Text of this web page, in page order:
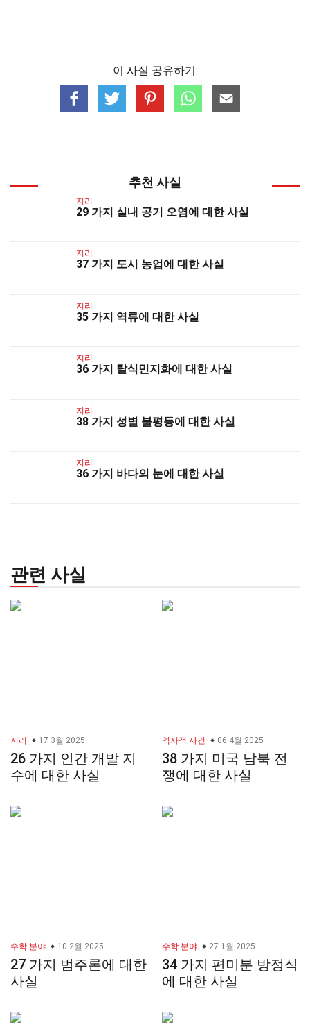
이 사실 공유하기:
추천 사실
지리
29 가지 실내 공기 오염에 대한 사실
지리
37 가지 도시 농업에 대한 사실
지리
35 가지 역류에 대한 사실
지리
36 가지 탈식민지화에 대한 사실
지리
38 가지 성별 불평등에 대한 사실
지리
36 가지 바다의 눈에 대한 사실
관련 사실
지리 17 3월 2025
26 가지 인간 개발 지
수에 대한 사실
역사적 사건 06 4월 2025
38 가지 미국 남북 전
쟁에 대한 사실
수학 분야 10 2월 2025
27 가지 범주론에 대한
사실
수학 분야 27 1월 2025
34 가지 편미분 방정식
에 대한 사실